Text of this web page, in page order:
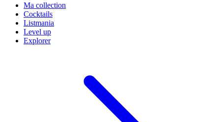
Ma collection
Cocktails
Listmania
Level up
Explorer